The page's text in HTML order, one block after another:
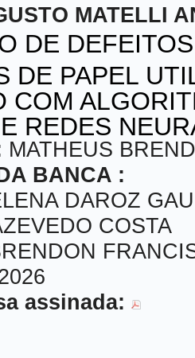
MATELLI
DE
DE PAPEL
COM
REDES
MATHEUS
BANCA :
DAROZ
COSTA
assinada: